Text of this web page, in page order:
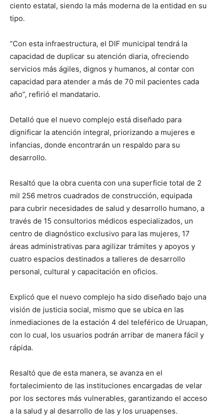
ciento estatal, siendo la más moderna de la entidad en su
tipo.
“Con esta infraestructura, el DIF municipal tendrá la
capacidad de duplicar su atención diaria, ofreciendo
servicios más ágiles, dignos y humanos, al contar con
capacidad para atender a más de 70 mil pacientes cada
año”, refirió el mandatario.
Detalló que el nuevo complejo está diseñado para
dignificar la atención integral, priorizando a mujeres e
infancias, donde encontrarán un respaldo para su
desarrollo.
Resaltó que la obra cuenta con una superficie total de 2
mil 256 metros cuadrados de construcción, equipada
para cubrir necesidades de salud y desarrollo humano, a
través de 15 consultorios médicos especializados, un
centro de diagnóstico exclusivo para las mujeres, 17
áreas administrativas para agilizar trámites y apoyos y
cuatro espacios destinados a talleres de desarrollo
personal, cultural y capacitación en oficios.
Explicó que el nuevo complejo ha sido diseñado bajo una
visión de justicia social, mismo que se ubica en las
inmediaciones de la estación 4 del teleférico de Uruapan,
con lo cual, los usuarios podrán arribar de manera fácil y
rápida.
Resaltó que de esta manera, se avanza en el
fortalecimiento de las instituciones encargadas de velar
por los sectores más vulnerables, garantizando el acceso
a la salud y al desarrollo de las y los uruapenses.